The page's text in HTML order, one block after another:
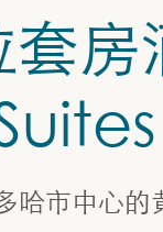
房
哈市中心